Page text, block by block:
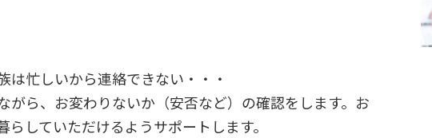
は忙しいから連絡できない・・・
がら、お変わりないか（安否など）の確認をします。お
していただけるようサポートします。